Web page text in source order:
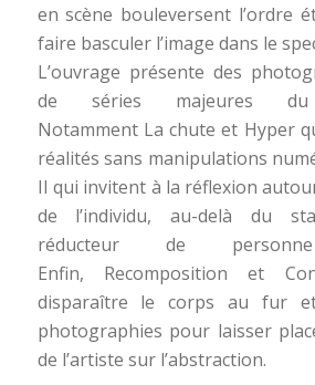
en scène bouleversent l’ordre
faire basculer l’image dans le
L’ouvrage présente des
de séries majeures du
Notamment La chute et Hyper
réalités sans manipulations
II qui invitent à la réflexion
de l’individu, au-delà du
réducteur de personne
Enfin, Recomposition et
disparaître le corps au fur
photographies pour laisser
de l’artiste sur l’abstraction.